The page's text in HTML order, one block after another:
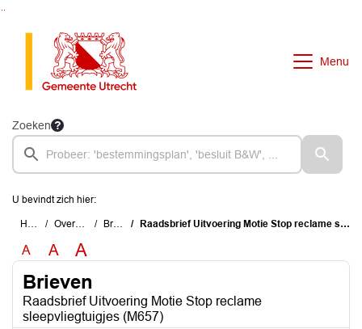
Menu
Zoeken
U bevindt zich hier:
Home Overzichten Brieven Raadsbrief Uitvoering Motie Stop reclame sleepvliegtuigjes (M657)
A A A
Brieven
Raadsbrief Uitvoering Motie Stop reclame
sleepvliegtuigjes (M657)